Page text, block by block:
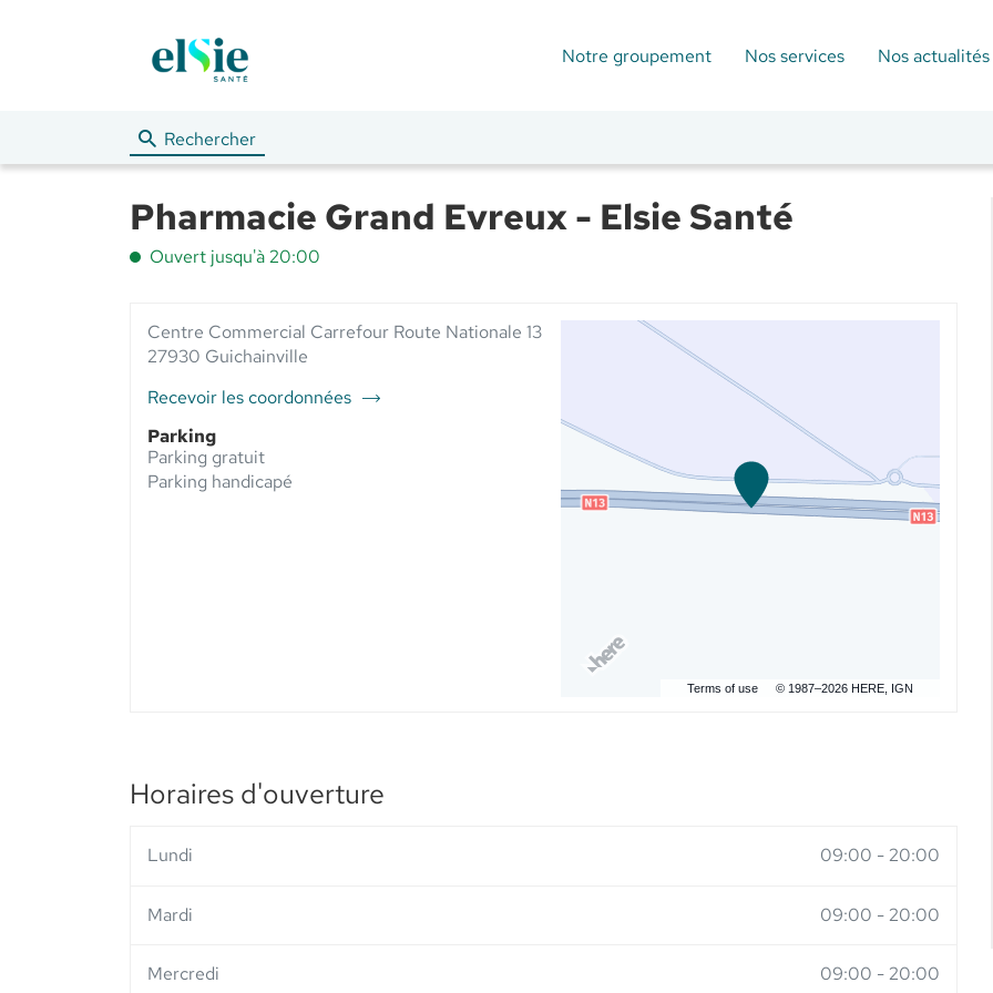
Notre groupement Nos services Nos actualités
Rechercher
Pharmacie Grand Evreux - Elsie Santé
Ouvert jusqu'à 20:00
Centre Commercial Carrefour Route Nationale 13
27930 Guichainville
Recevoir les coordonnées
du
point
de
vente
Terms of use © 1987–2026 HERE, IGN
Parking
Parking gratuit
Parking handicapé
Horaires d'ouverture
Lundi 09:00 -20:00
Mardi 09:00 -20:00
Mercredi 09:00 -20:00